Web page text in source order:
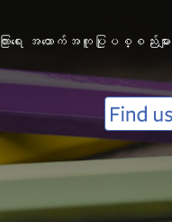
ားရေး အထောက်အကူပြုပစ္စည်းများ